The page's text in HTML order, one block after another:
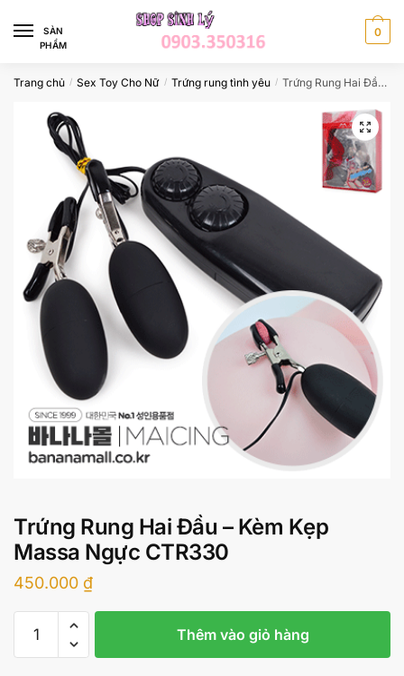
navigation
content
SÀN
PHẨM
0
Trang chủ / Sex Toy Cho Nữ / Trứng rung tình yêu / Trứng Rung Hai Đầu – Kèm Kẹp Massa Ngực CTR330
Trứng Rung Hai Đầu – Kèm Kẹp
Massa Ngực CTR330
450.000 ₫
Rung
Thêm vào giỏ hàng